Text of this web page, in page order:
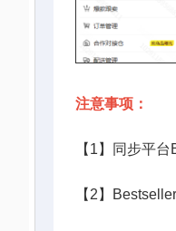
注意事项：
【1】同步平
【2】